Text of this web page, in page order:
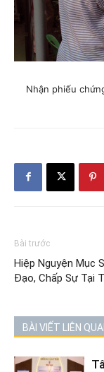
Nhận phiếu
Bài trước
Hiệp Nguyện Mục
Đạo, Chấp Sự Tại
BÀI VIẾT LIÊN